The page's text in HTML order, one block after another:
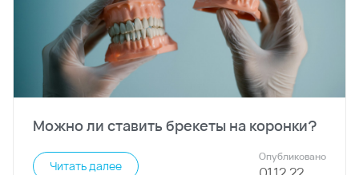
Можно ли ставить брекеты на коронки?
Читать далее
Опубликовано